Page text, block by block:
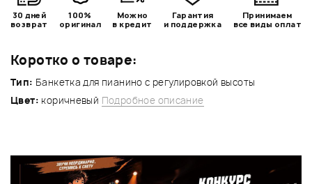
Коротко о товаре:
Тип: Банкетка для пианино с регулировкой высоты
Цвет: коричневый Подробное описание
30 дней
возврат
100%
оригинал
Можно
в кредит
Гарантия
и поддержка
Принимаем
все виды оплат